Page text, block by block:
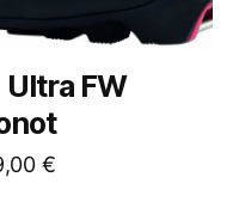
Ultra FW
€